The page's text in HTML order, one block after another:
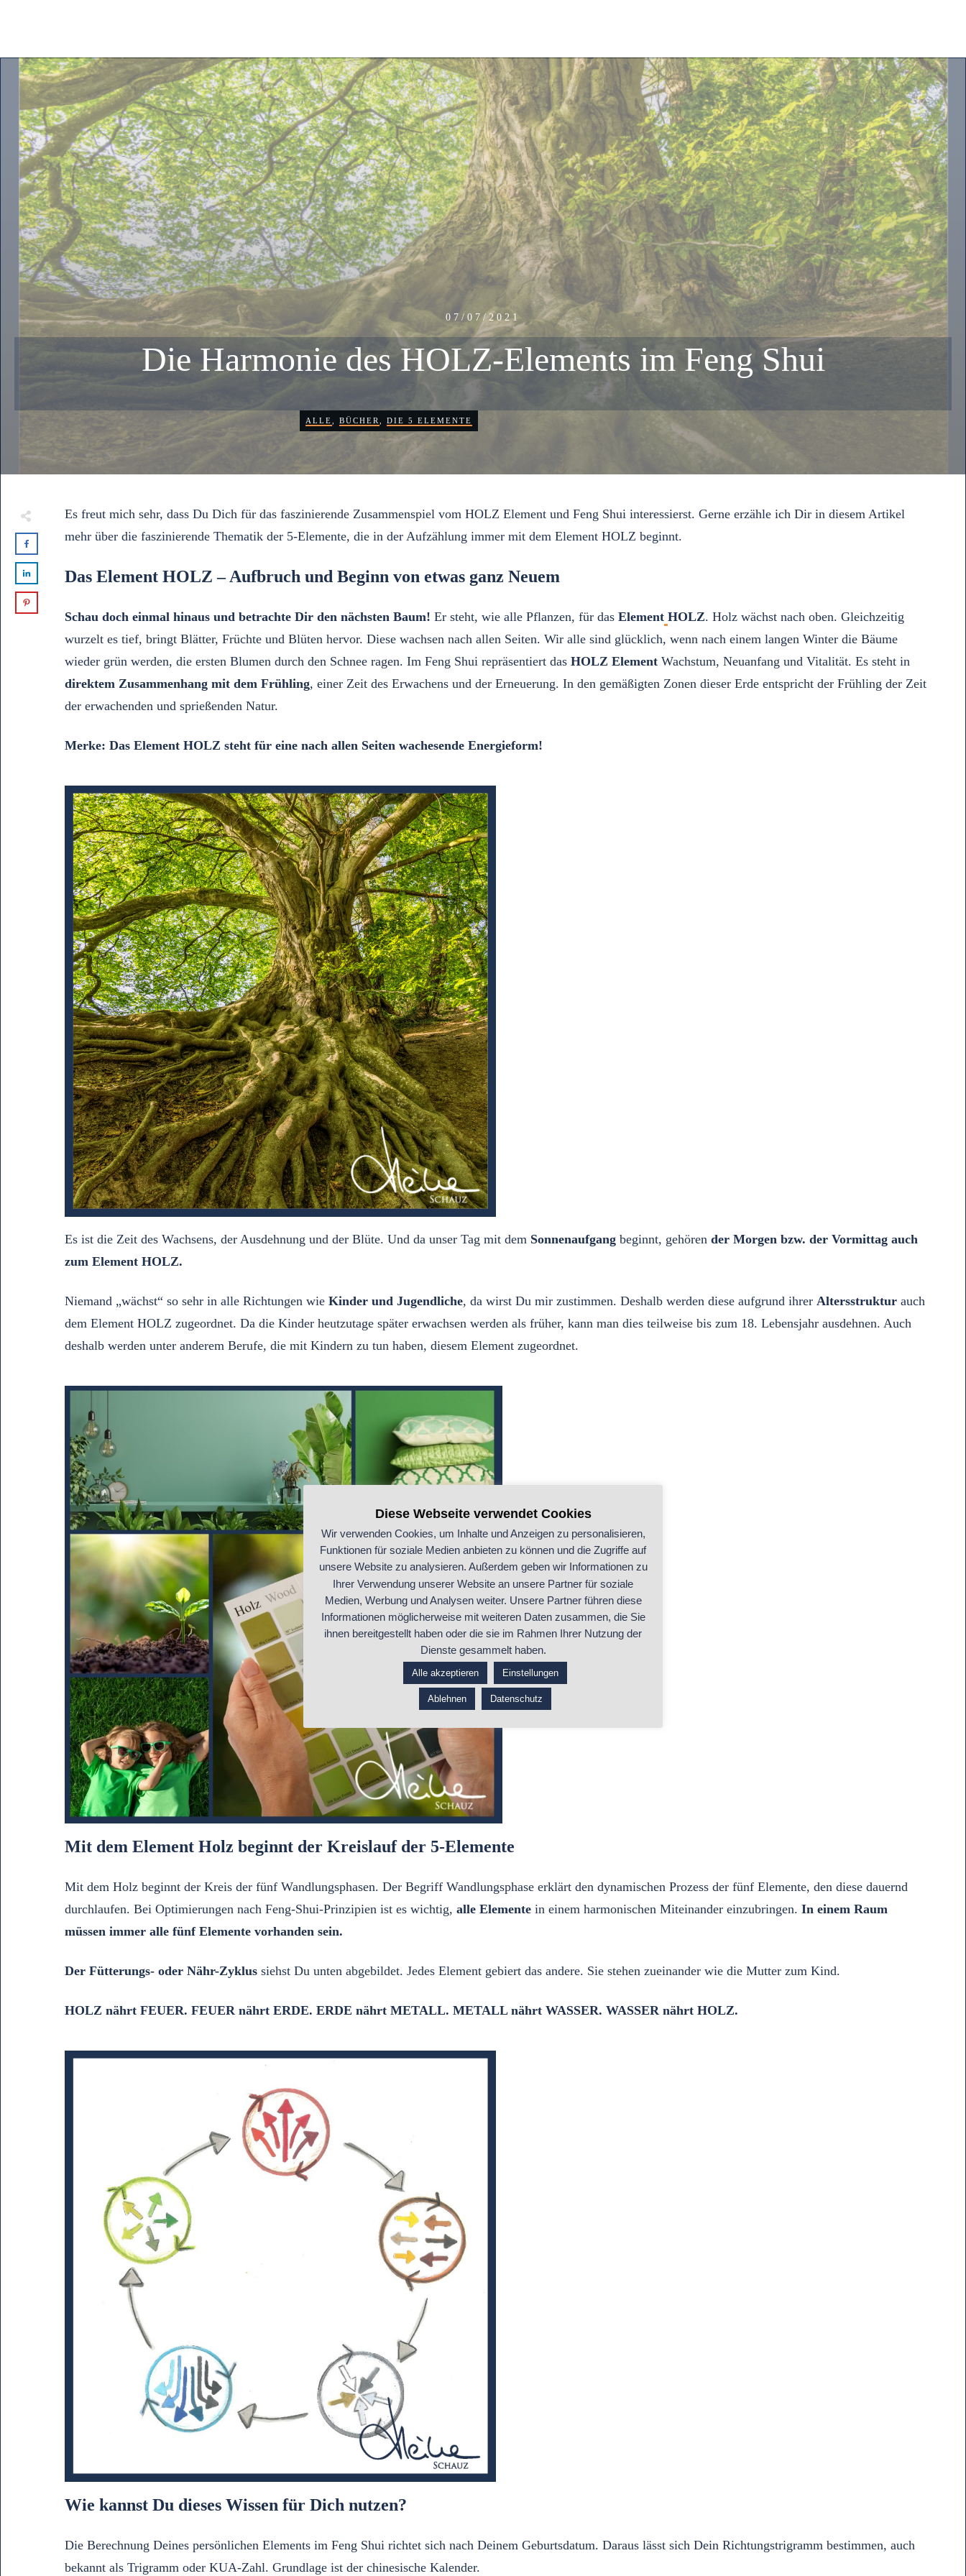
07/07/2021
Die Harmonie des HOLZ-Elements im Feng Shui
ALLE BÜCHER DIE 5 ELEMENTE
Es freut mich sehr, dass Du Dich für das faszinierende Zusammenspiel vom HOLZ Element und Feng Shui interessierst. Gerne erzähle ich Dir in diesem Artikel
mehr über die faszinierende Thematik der 5-Elemente, die in der Aufzählung immer mit dem Element HOLZ beginnt.
Das Element HOLZ – Aufbruch und Beginn von etwas ganz Neuem
Schau doch einmal hinaus und betrachte Dir den nächsten Baum! Er steht, wie alle Pflanzen, für das Element HOLZ. Holz wächst nach oben. Gleichzeitig
wurzelt es tief, bringt Blätter, Früchte und Blüten hervor. Diese wachsen nach allen Seiten. Wir alle sind glücklich, wenn nach einem langen Winter die Bäume
wieder grün werden, die ersten Blumen durch den Schnee ragen. Im Feng Shui repräsentiert das HOLZ Element Wachstum, Neuanfang und Vitalität. Es steht in
direktem Zusammenhang mit dem Frühling, einer Zeit des Erwachens und der Erneuerung. In den gemäßigten Zonen dieser Erde entspricht der Frühling der Zeit
der erwachenden und sprießenden Natur.
Merke: Das Element HOLZ steht für eine nach allen Seiten wachesende Energieform!
Es ist die Zeit des Wachsens, der Ausdehnung und der Blüte. Und da unser Tag mit dem Sonnenaufgang beginnt, gehören der Morgen bzw. der Vormittag auch
zum Element HOLZ.
Niemand „wächst“ so sehr in alle Richtungen wie Kinder und Jugendliche, da wirst Du mir zustimmen. Deshalb werden diese aufgrund ihrer Altersstruktur auch
dem Element HOLZ zugeordnet. Da die Kinder heutzutage später erwachsen werden als früher, kann man dies teilweise bis zum 18. Lebensjahr ausdehnen. Auch
deshalb werden unter anderem Berufe, die mit Kindern zu tun haben, diesem Element zugeordnet.
Mit dem Element Holz beginnt der Kreislauf der 5-Elemente
Mit dem Holz beginnt der Kreis der fünf Wandlungsphasen. Der Begriff Wandlungsphase erklärt den dynamischen Prozess der fünf Elemente, den diese dauernd
durchlaufen. Bei Optimierungen nach Feng-Shui-Prinzipien ist es wichtig, alle Elemente in einem harmonischen Miteinander einzubringen. In einem Raum
müssen immer alle fünf Elemente vorhanden sein.
Der Fütterungs- oder Nähr-Zyklus siehst Du unten abgebildet. Jedes Element gebiert das andere. Sie stehen zueinander wie die Mutter zum Kind.
HOLZ nährt FEUER. FEUER nährt ERDE. ERDE nährt METALL. METALL nährt WASSER. WASSER nährt HOLZ.
Wie kannst Du dieses Wissen für Dich nutzen?
Die Berechnung Deines persönlichen Elements im Feng Shui richtet sich nach Deinem Geburtsdatum. Daraus lässt sich Dein Richtungstrigramm bestimmen, auch
bekannt als Trigramm oder KUA-Zahl. Grundlage ist der chinesische Kalender.
Diese Webseite verwendet Cookies
Wir verwenden Cookies, um Inhalte und Anzeigen zu personalisieren,
Funktionen für soziale Medien anbieten zu können und die Zugriffe auf
unsere Website zu analysieren. Außerdem geben wir Informationen zu
Ihrer Verwendung unserer Website an unsere Partner für soziale
Medien, Werbung und Analysen weiter. Unsere Partner führen diese
Informationen möglicherweise mit weiteren Daten zusammen, die Sie
ihnen bereitgestellt haben oder die sie im Rahmen Ihrer Nutzung der
Dienste gesammelt haben.
Alle akzeptieren Einstellungen
Ablehnen Datenschutz